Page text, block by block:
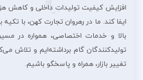
افزایش کیفیت تولیدات داخلی و کاهش
ایفا کند. ما در رهروان تجارت کهن، با تکیه
بالا و خدمات اختصاصی، همواره در
تولیدکنندگان گام برداشته‌ایم و تلاش
تغییر بازار، همراه و پاسخگو باشیم.